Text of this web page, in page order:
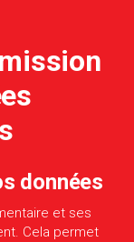
données
et ses
Cela permet